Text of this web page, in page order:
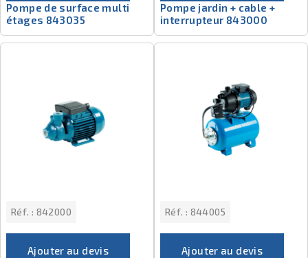
Pompe de surface multi
étages 843035
Pompe jardin + cable +
interrupteur 843000
Réf. : 842000
Ajouter au devis
Réf. : 844005
Ajouter au devis